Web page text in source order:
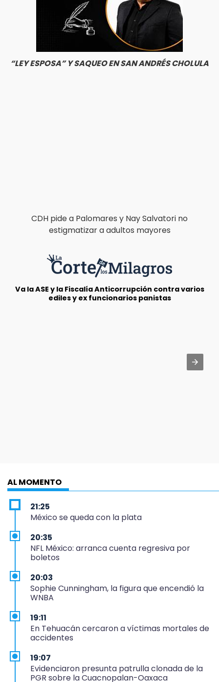
“LEY ESPOSA” Y SAQUEO EN SAN ANDRÉS CHOLULA
CDH pide a Palomares y Nay Salvatori no
estigmatizar a adultos mayores
Va la ASE y la Fiscalía Anticorrupción contra varios
ediles y ex funcionarios panistas
AL MOMENTO
21:25
México se queda con la plata
20:35
NFL México: arranca cuenta regresiva por
boletos
20:03
Sophie Cunningham, la figura que encendió la
WNBA
19:11
En Tehuacán cercaron a víctimas mortales de
accidentes
19:07
Evidenciaron presunta patrulla clonada de la
PGR sobre la Cuacnopalan-Oaxaca